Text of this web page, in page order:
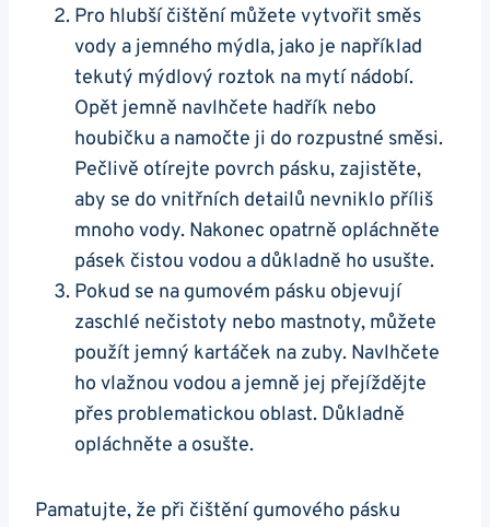
Pro hlubší čištění můžete vytvořit směs
vody a jemného mýdla,⁢ jako je například
tekutý mýdlový roztok na mytí nádobí.
Opět jemně navlhčete hadřík nebo
houbičku a namočte ji do rozpustné směsi.
Pečlivě otírejte povrch pásku, zajistěte,
aby se ​do vnitřních detailů nevniklo⁤ příliš
⁢mnoho vody. Nakonec opatrně opláchněte
‌pásek čistou vodou a‌ důkladně ho usušte.
Pokud⁤ se na gumovém pásku objevují
zaschlé ‍nečistoty nebo mastnoty, můžete
použít jemný kartáček na ⁤zuby. ‌Navlhčete
ho vlažnou vodou a jemně​ jej přejíždějte
přes problematickou oblast. Důkladně ​
opláchněte a osušte.
Pamatujte, že ‌při čištění⁤ gumového⁣ pásku